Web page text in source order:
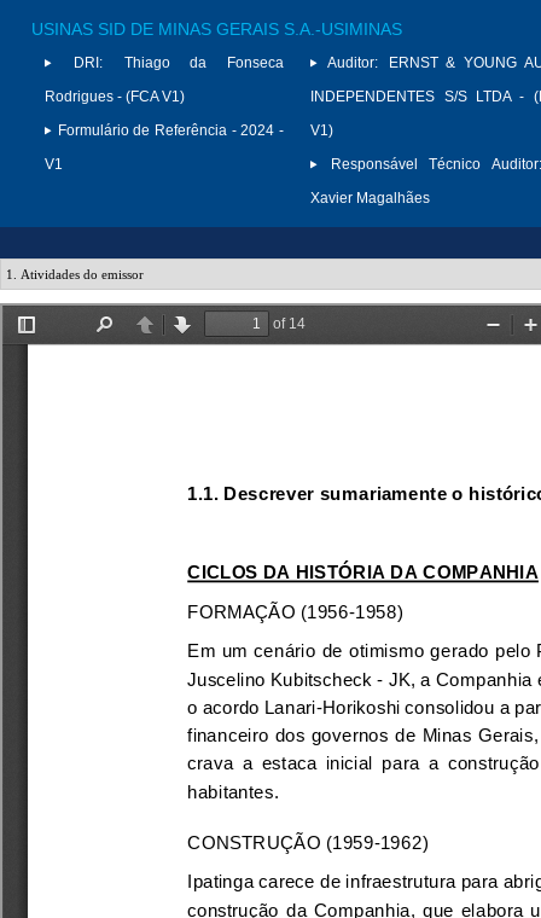
USINAS SID DE MINAS GERAIS S.A.-USIMINAS
DRI:
Thiago da Fonseca
Rodrigues - (FCA V1)
Formulário de Referência - 2024 -
V1
Auditor:
ERNST & YOUNG
INDEPENDENTES S/S LTDA -
V1)
Responsável Técnico Auditor:
Xavier Magalhães